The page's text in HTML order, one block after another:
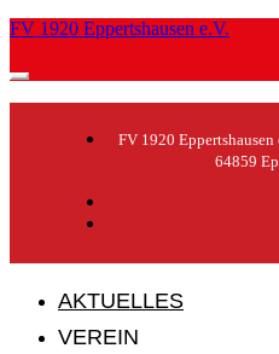
FV 1920 Eppertshausen e.V.
FV 1920 Eppertshausen
64859
AKTUELLES
VEREIN